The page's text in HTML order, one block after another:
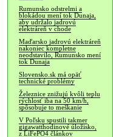
Rumunsko odstrelmi a
blokádou mení tok Dunaja,
aby udržalo jadrovú
elektráreň v chode
Maďarsko jadrovú elektráreň
nakoniec kompletne
neodstavilo, Rumunsko mení
tok Dunaja
Slovensko.sk má opäť
technické problémy
Železnice znižujú kvôli teplu
rýchlosť iba na 50 km/h,
spôsobuje to meškanie
V Poľsku spustili takmer
gigawatthodinové úložisko,
z LiFePO4 článkov